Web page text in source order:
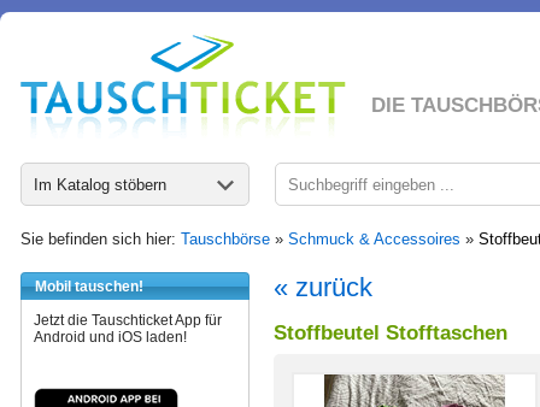
DIE
Im Katalog stöbern
Sie befinden sich hier: Tauschbörse » Schmuck & Accessoires »
Mobil tauschen!
Jetzt die Tauschticket App für
Android und iOS laden!
« zurück
Stoffbeutel Stofftaschen